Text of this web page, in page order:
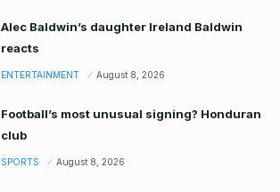
Alec Baldwin’s daughter Ireland Baldwin
reacts
ENTERTAINMENT August 8, 2026
Football’s most unusual signing? Honduran
club
SPORTS August 8, 2026